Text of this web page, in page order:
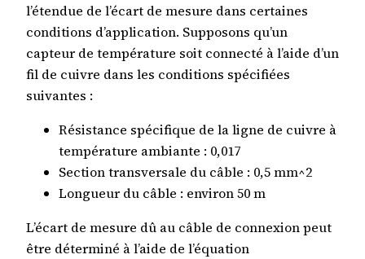
l’étendue de l’écart de mesure dans certaines
conditions d’application. Supposons qu’un
capteur de température soit connecté à l’aide d’un
fil de cuivre dans les conditions spécifiées
suivantes :
Résistance spécifique de la ligne de cuivre à
température ambiante : 0,017
Section transversale du câble : 0,5 mm^2
Longueur du câble : environ 50 m
L’écart de mesure dû au câble de connexion peut
être déterminé à l’aide de l’équation